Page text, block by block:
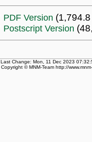
PDF Version
Postscript Version
Last Change: Mon, 11 Dec 2023
Copyright © MNM-Team http://